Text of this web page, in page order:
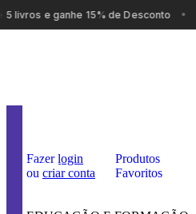
livros e ganhe 15% de Desconto
Catálogo
Fazerlogin
ou criar conta
Produtos
Favoritos